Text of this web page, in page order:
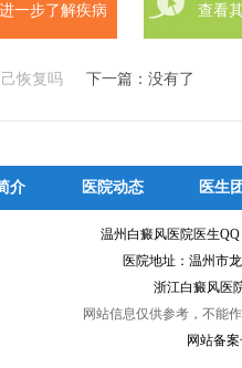
进一步了解疾病 查看
恢复吗 下一篇：没有了
介 医院动态 医生
温州白癜风医院医生
医院地址：温州市
浙江白癜风医
网站信息仅供参考，不能
网站备